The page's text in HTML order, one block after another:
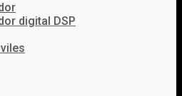
digital DSP